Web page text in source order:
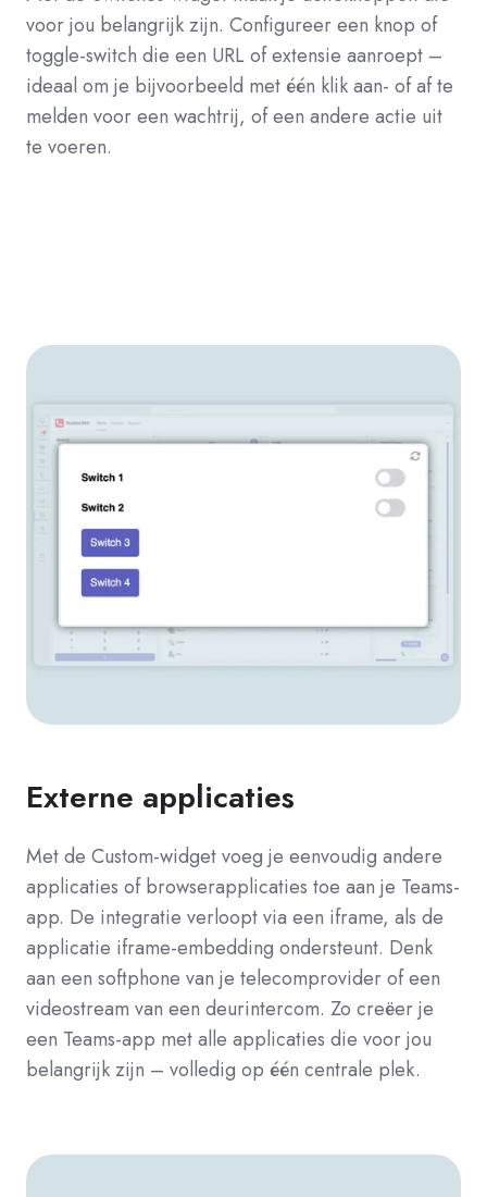
voor jou belangrijk zijn. Configureer een knop of
toggle-switch die een URL of extensie aanroept –
ideaal om je bijvoorbeeld met één klik aan- of af te
melden voor een wachtrij, of een andere actie uit
te voeren.
Externe applicaties
Met de Custom-widget voeg je eenvoudig andere
applicaties of browserapplicaties toe aan je Teams-
app. De integratie verloopt via een iframe, als de
applicatie iframe-embedding ondersteunt. Denk
aan een softphone van je telecomprovider of een
videostream van een deurintercom. Zo creëer je
een Teams-app met alle applicaties die voor jou
belangrijk zijn – volledig op één centrale plek.